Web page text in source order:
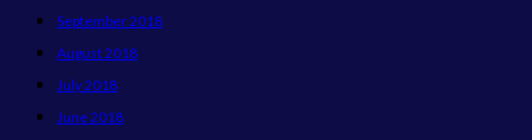
September 2018
August 2018
July 2018
June 2018